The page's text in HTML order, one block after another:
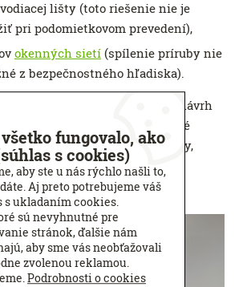
lišty (toto riešenie nie je
pri podomietkovom prevedení),
okenných sietí (spílenie príruby nie
z bezpečnostného hľadiska).
že nesprávny technický návrh
priniesť neočakávané zvýšené
protihmyzovej ochrany,
použitiu sietí proti hmyzu.
fungovalo, ako
s cookies)
aby ste u nás rýchlo našli to,
Aj preto potrebujeme váš
s ukladaním cookies.
sú nevyhnutné pre
stránok, ďalšie nám
aby sme vás neobťažovali
zvolenou reklamou.
Podrobnosti o cookies